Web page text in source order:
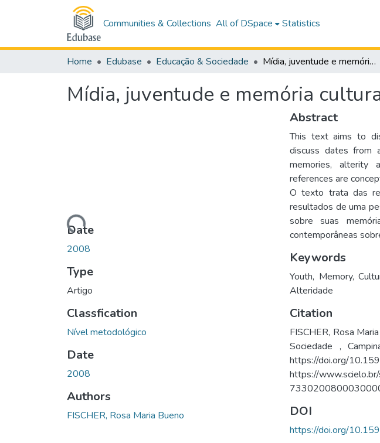
Communities & Collections All of DSpace Statistics
Home Edubase Educação & Sociedade Mídia, juventude e memória cultural
Mídia, juventude e memória
Loading...
Date
2008
Type
Artigo
Classfication
Nível metodológico
Date
2008
Authors
FISCHER, Rosa Maria Bueno
Abstract
This text aims to
discuss dates from
memories, alterity
references are
O texto trata das
resultados de uma
sobre suas
contemporâneas
Keywords
Youth, Memory,
Alteridade
Citation
FISCHER, Rosa
Sociedade ,
https://doi.org/
https://
DOI
https://doi.org/